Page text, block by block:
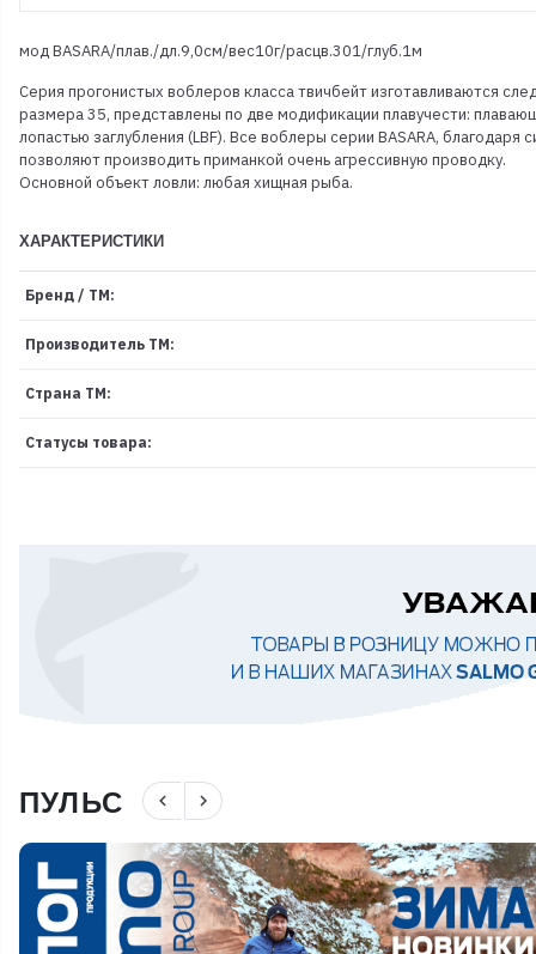
мод BASARA/плав./дл.9,0см/вес10г/расцв.301/глуб.1м
Серия прогонистых воблеров класса твичбейт изготавливаются
размера 35, представлены по две модификации плавучести:
лопастью заглубления (LBF). Все воблеры серии BASARA,
позволяют производить приманкой очень агрессивную проводку.
Основной объект ловли: любая хищная рыба.
ХАРАКТЕРИСТИКИ
Бренд / ТМ:
Производитель ТМ:
Страна ТМ:
Статусы товара:
ПУЛЬС navigate_before navigate_next